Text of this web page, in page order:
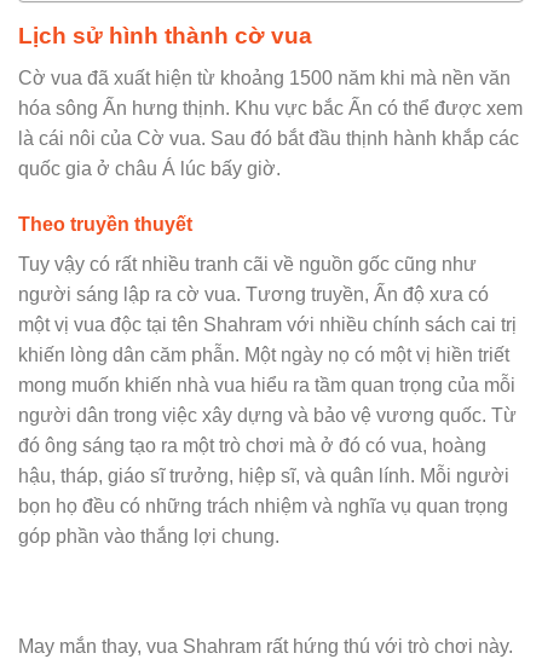
Lịch sử hình thành cờ vua
Cờ vua đã xuất hiện từ khoảng 1500 năm khi mà nền văn
hóa sông Ấn hưng thịnh. Khu vực bắc Ấn có thể được xem
là cái nôi của Cờ vua. Sau đó bắt đầu thịnh hành khắp các
quốc gia ở châu Á lúc bấy giờ.
Theo truyền thuyết
Tuy vậy có rất nhiều tranh cãi về nguồn gốc cũng như
người sáng lập ra cờ vua. Tương truyền, Ấn độ xưa có
một vị vua độc tại tên Shahram với nhiều chính sách cai trị
khiến lòng dân căm phẫn. Một ngày nọ có một vị hiền triết
mong muốn khiến nhà vua hiểu ra tầm quan trọng của mỗi
người dân trong việc xây dựng và bảo vệ vương quốc. Từ
đó ông sáng tạo ra một trò chơi mà ở đó có vua, hoàng
hậu, tháp, giáo sĩ trưởng, hiệp sĩ, và quân lính. Mỗi người
bọn họ đều có những trách nhiệm và nghĩa vụ quan trọng
góp phần vào thắng lợi chung.
May mắn thay, vua Shahram rất hứng thú với trò chơi này.